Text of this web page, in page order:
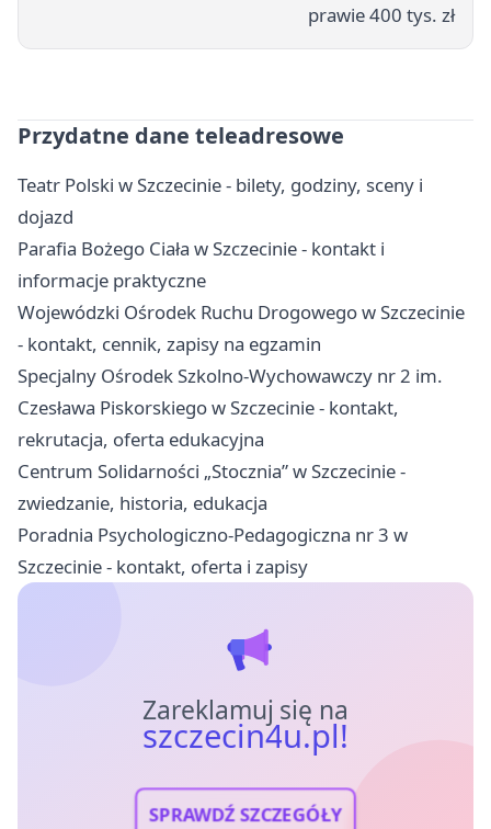
prawie 400 tys. zł
Przydatne dane teleadresowe
Teatr Polski w Szczecinie - bilety, godziny, sceny i
dojazd
Parafia Bożego Ciała w Szczecinie - kontakt i
informacje praktyczne
Wojewódzki Ośrodek Ruchu Drogowego w Szczecinie
- kontakt, cennik, zapisy na egzamin
Specjalny Ośrodek Szkolno-Wychowawczy nr 2 im.
Czesława Piskorskiego w Szczecinie - kontakt,
rekrutacja, oferta edukacyjna
Centrum Solidarności „Stocznia” w Szczecinie -
zwiedzanie, historia, edukacja
Poradnia Psychologiczno-Pedagogiczna nr 3 w
Szczecinie - kontakt, oferta i zapisy
Zareklamuj się na
szczecin4u.pl!
SPRAWDŹ SZCZEGÓŁY